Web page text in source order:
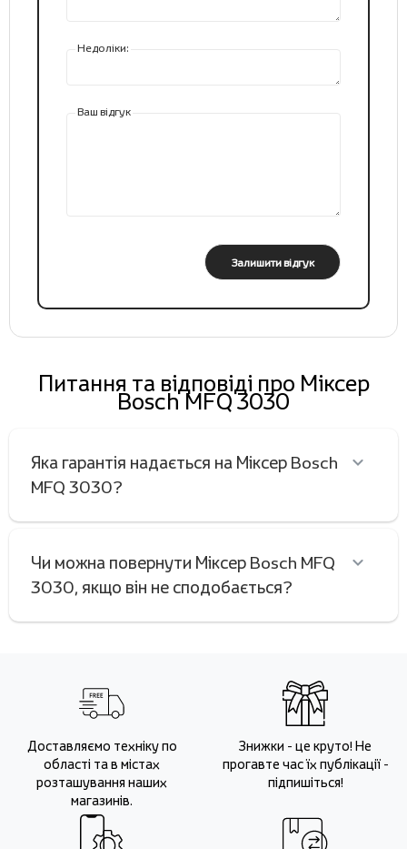
Недоліки:
Ваш відгук
Залишити відгук
Питання та відповіді про Міксер
Bosch MFQ 3030
Яка гарантія надається на Міксер Bosch
MFQ 3030?
Чи можна повернути Міксер Bosch MFQ
3030, якщо він не сподобається?
Доставляємо техніку по
області та в містах
розташування наших
магазинів.
Знижки - це круто! Не
прогавте час їх публікації -
підпишіться!